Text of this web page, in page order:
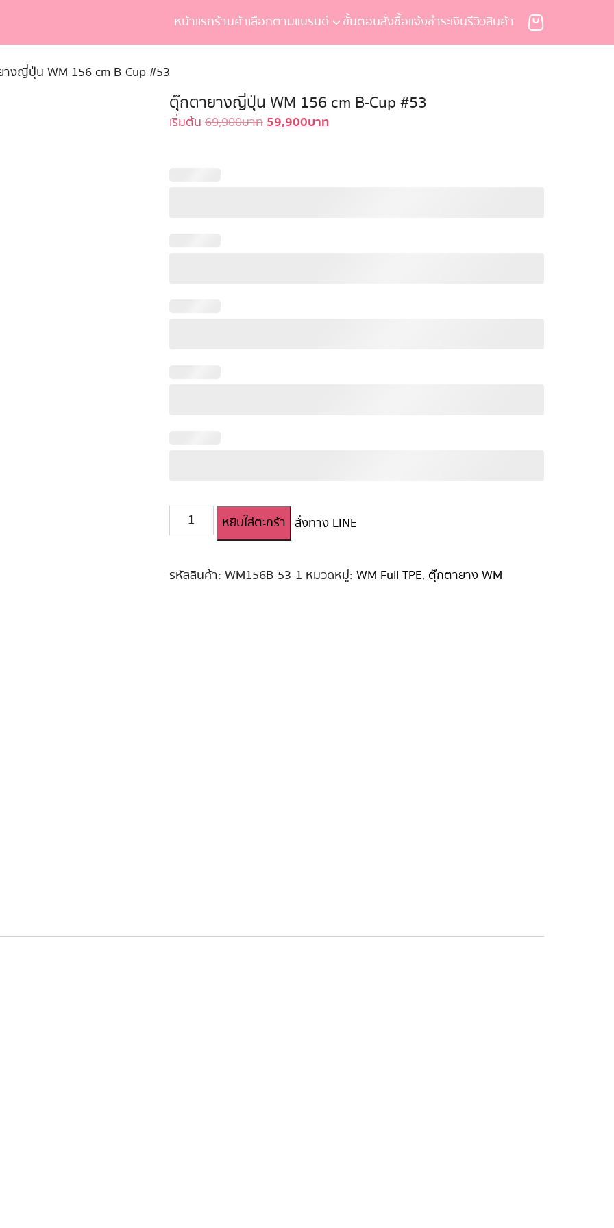
หน้าเเรกร้านค้าเลือกตามแบรนด์ ขั้นตอนสั่งซื้อแจ้งชำระเงินรีวิวสินค้า
งญี่ปุ่น WM 156 cm B-Cup #53
ตุ๊กตายางญี่ปุ่น WM 156 cm B-Cup #53
เริ่มต้น 69,900บาท Original
59,900บาทCurrent
จำนวน
ตุ๊กตา
WM
หยิบใส่ตะกร้า สั่งทาง LINE
รหัสสินค้า: WM156B-53-1 หมวดหมู่: WM Full TPE, ตุ๊กตายาง WM